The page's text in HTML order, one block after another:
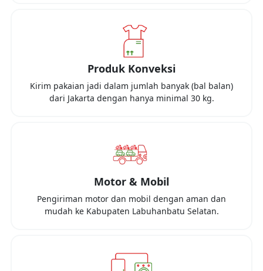
Produk Konveksi
Kirim pakaian jadi dalam jumlah banyak (bal balan)
dari Jakarta dengan hanya minimal 30 kg.
Motor & Mobil
Pengiriman motor dan mobil dengan aman dan
mudah ke Kabupaten Labuhanbatu Selatan.